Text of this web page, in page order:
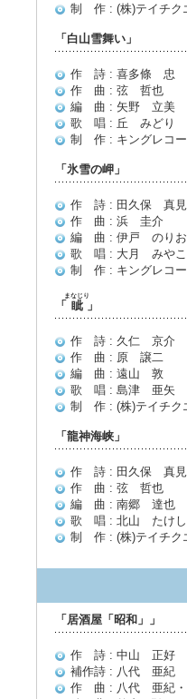
制 作 : (株)テイチク
「白山雪舞い」
作 詩 : 喜多條 忠
作 曲 : 弦 哲也
編 曲 : 矢野 立美
歌 唱 : 丘 みどり
制 作 : キングレコ
「氷雪の岬」
作 詩 : 田久保 真見
作 曲 : 浜 圭介
編 曲 : 伊戸 のりお
歌 唱 : 大月 みやこ
制 作 : キングレコ
「 眦
まなじり
」
作 詩 : 久仁 京介
作 曲 : 原 譲二
編 曲 : 遠山 敦
歌 唱 : 島津 亜矢
制 作 : (株)テイチク
「龍神海峡」
作 詩 : 田久保 真見
作 曲 : 弦 哲也
編 曲 : 南郷 達也
歌 唱 : 北山 たけし
制 作 : (株)テイチク
「居酒屋「昭和」」
作 詩 : 中山 正好
補作詩 : 八代 亜紀
作 曲 : 八代 亜紀